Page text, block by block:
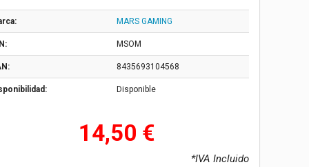
MARS GAMING
MSOM
8435693104568
Disponible
14,50 €
*IVA Incluido